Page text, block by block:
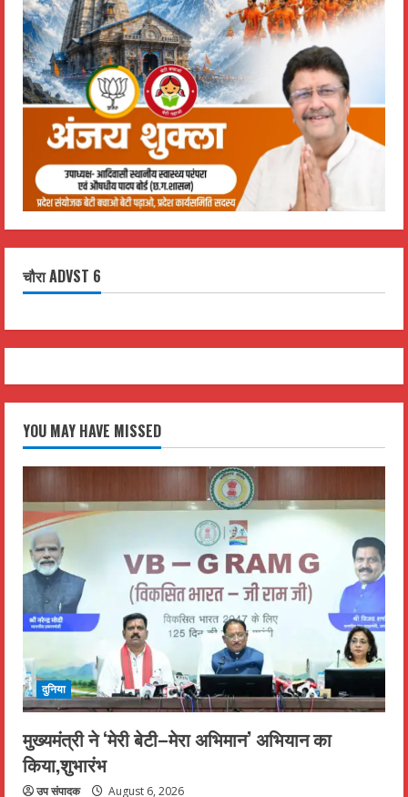
चौरा ADVST 6
YOU MAY HAVE MISSED
दुनिया
मुख्यमंत्री ने ‘मेरी बेटी–मेरा अभिमान’ अभियान का
किया,शुभारंभ
उप संपादक August 6, 2026